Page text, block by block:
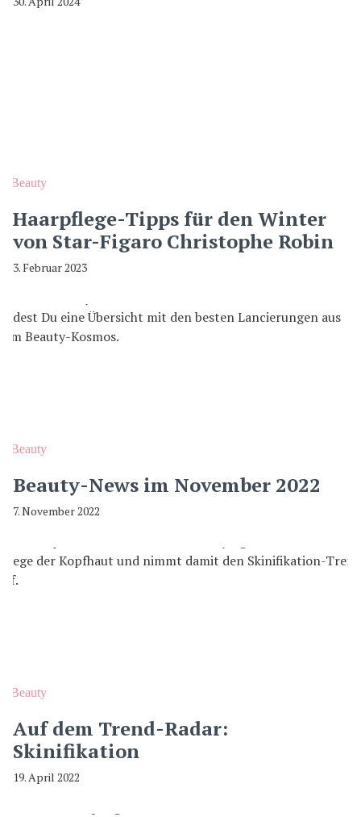
Beauty
Haarpflege-Tipps für den Winter
von Star-Figaro Christophe Robin
3. Februar 2023
Beauty
Beauty-News im November 2022
7. November 2022
Beauty
Auf dem Trend-Radar:
Skinifikation
19. April 2022